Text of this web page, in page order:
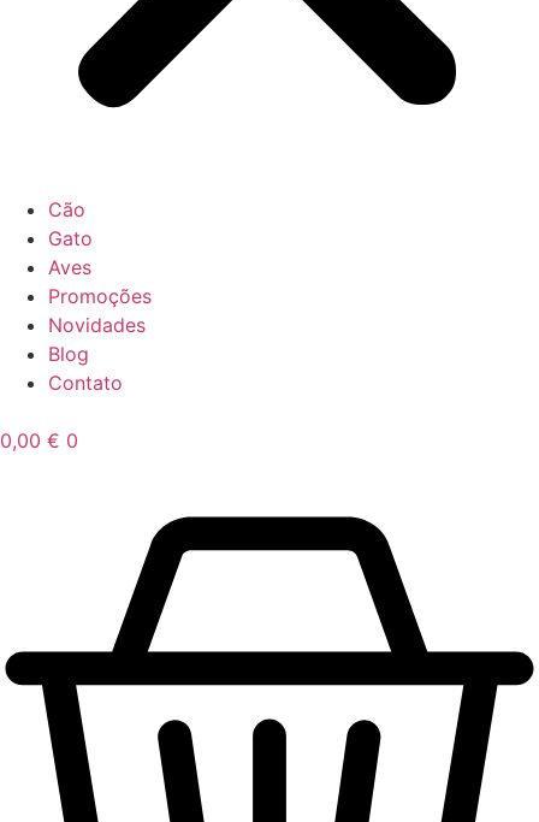
Cão
Gato
Aves
Promoções
Novidades
Blog
Contato
0,00 € 0